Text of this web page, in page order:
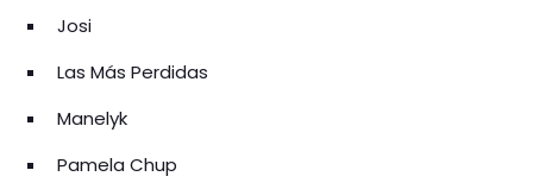
Josi
Las Más Perdidas
Manelyk
Pamela Chup